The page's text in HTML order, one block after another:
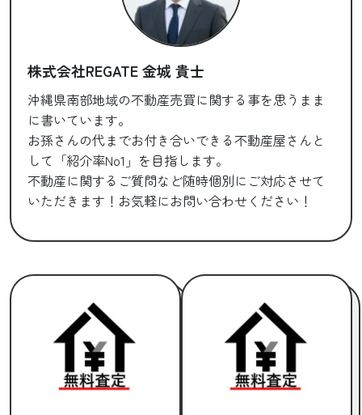
株式会社REGATE 金城 貴士
沖縄県南部地域の不動産売買に関する事を思うまま
に書いています。
お孫さんの代までお付き合いできる不動産屋さんと
して「紹介率No1」を目指します。
不動産に関するご質問など随時個別にご対応させて
いただきます！お気軽にお問い合わせください！